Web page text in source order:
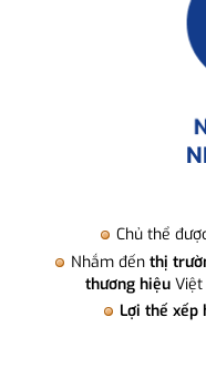
Chủ thể
Nhắm đến thị
thương hiệuViệt
Lợi thế xếp